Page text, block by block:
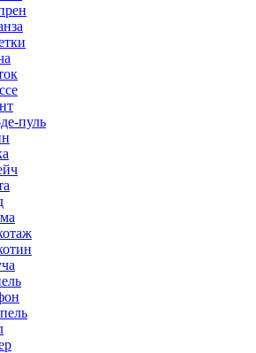
пуль